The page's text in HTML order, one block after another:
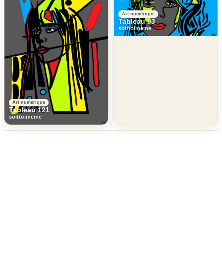
Art numérique
Tableau 121
soittoimeme
Art numérique
Tableau 93
soittoimeme